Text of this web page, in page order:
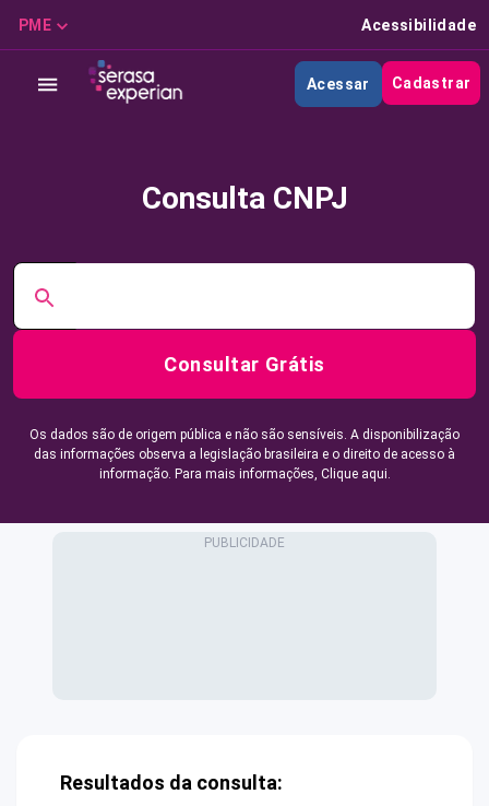
PME Acessibilidade
Acessar Cadastrar
Consulta CNPJ
Consultar Grátis
Os dados são de origem pública e não são sensíveis. A disponibilização
das informações observa a legislação brasileira e o direito de acesso à
informação. Para mais informações, Clique aqui.
Resultados da consulta: